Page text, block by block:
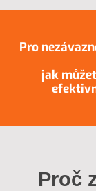
Pro
jak
Proč